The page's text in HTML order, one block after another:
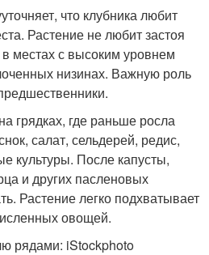
что клубника любит
Растение не любит застоя
местах с высоким уровнем
низинах. Важную роль
грядках, где раньше росла
салат, сельдерей, редис,
культуры. После капусты,
и других пасленовых
Растение легко подхватывает
овощей.
рядами: iStockphoto